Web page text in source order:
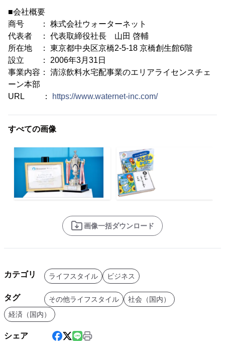
■会社概要
商号 ： 株式会社ウォーターネット
代表者 ： 代表取締役社長 山田 啓輔
所在地 ： 東京都中央区京橋2-5-18 京橋創生館6階
設立 ： 2006年3月31日
事業内容： 清涼飲料水宅配事業のエリアライセンスチェ
ーン本部
URL ：
https://www.waternet-inc.com/
すべての画像
画像一括ダウンロード
カテゴリ ライフスタイル ビジネス
タグ その他ライフスタイル
社会（国内）
経済（国内）
シェア